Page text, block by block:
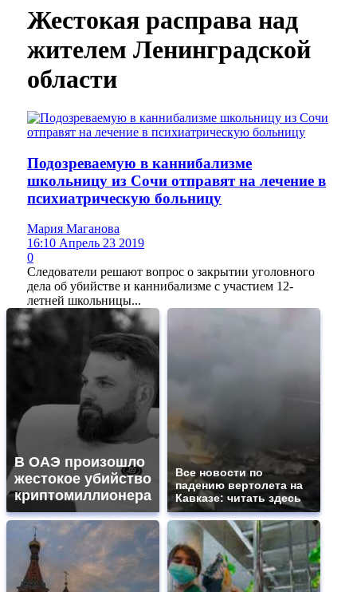
Жестокая расправа над
жителем Ленинградской
области
Подозреваемую в каннибализме
школьницу из Сочи отправят на лечение в
психиатрическую больницу
Мария Маганова
16:10 Апрель 23 2019
0
Следователи решают вопрос о закрытии уголовного
дела об убийстве и каннибализме с участием 12-
летней школьницы...
В ОАЭ произошло
жестокое убийство
криптомиллионера
Все новости по
падению вертолета на
Кавказе: читать здесь